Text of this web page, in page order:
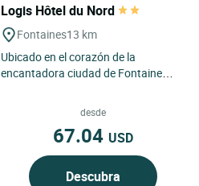
Logis Hôtel du Nord
Fontaines13 km
Ubicado en el corazón de la
encantadora ciudad de Fontaines,
desde
67.04 USD
Descubra